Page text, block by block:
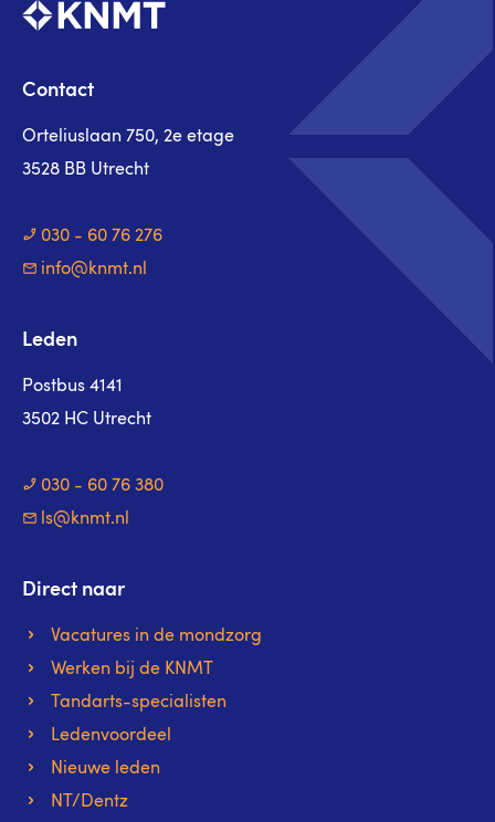
Contact
Orteliuslaan 750, 2e etage
3528 BB Utrecht
030 - 60 76 276
info@knmt.nl
Leden
Postbus 4141
3502 HC Utrecht
030 - 60 76 380
ls@knmt.nl
Direct naar
Vacatures in de mondzorg
Werken bij de KNMT
Tandarts-specialisten
Ledenvoordeel
Nieuwe leden
NT/Dentz